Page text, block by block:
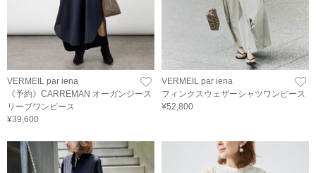
VERMEIL par iena
《予約》CARREMAN オーガンジース
リーブワンピース
¥39,600
VERMEIL par iena
フィンクスウェザーシャツワンピース
¥52,800